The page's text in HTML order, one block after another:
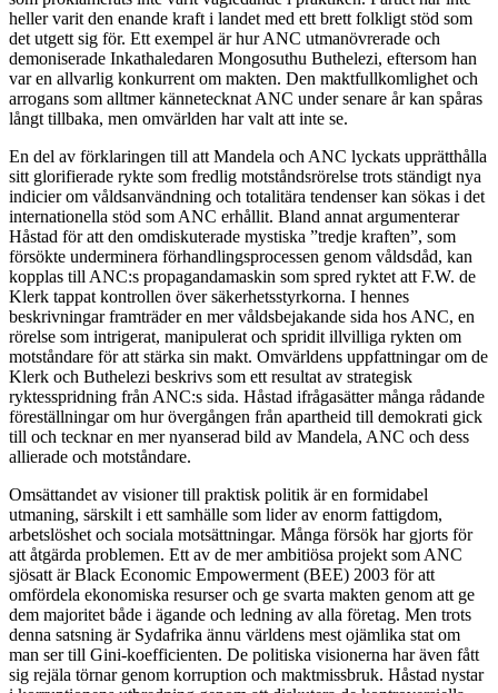
heller varit den enande kraft i landet med ett brett folkligt stöd som
det utgett sig för. Ett exempel är hur ANC utmanövrerade och
demoniserade Inkathaledaren Mongosuthu Buthelezi, eftersom han
var en allvarlig konkurrent om makten. Den maktfullkomlighet och
arrogans som alltmer kännetecknat ANC under senare år kan spåras
långt tillbaka, men omvärlden har valt att inte se.
En del av förklaringen till att Mandela och ANC lyckats upprätthålla
sitt glorifierade rykte som fredlig motståndsrörelse trots ständigt nya
indicier om våldsanvändning och totalitära tendenser kan sökas i det
internationella stöd som ANC erhållit. Bland annat argumenterar
Håstad för att den omdiskuterade mystiska ”tredje kraften”, som
försökte underminera förhandlingsprocessen genom våldsdåd, kan
kopplas till ANC:s propagandamaskin som spred ryktet att F.W. de
Klerk tappat kontrollen över säkerhetsstyrkorna. I hennes
beskrivningar framträder en mer våldsbejakande sida hos ANC, en
rörelse som intrigerat, manipulerat och spridit illvilliga rykten om
motståndare för att stärka sin makt. Omvärldens uppfattningar om de
Klerk och Buthelezi beskrivs som ett resultat av strategisk
ryktesspridning från ANC:s sida. Håstad ifrågasätter många rådande
föreställningar om hur övergången från apartheid till demokrati gick
till och tecknar en mer nyanserad bild av Mandela, ANC och dess
allierade och motståndare.
Omsättandet av visionertill praktisk politik är en formidabel
utmaning, särskilt i ett samhälle som lider av enorm fattigdom,
arbetslöshet och sociala motsättningar. Många försök har gjorts för
att åtgärda problemen. Ett av de mer ambitiösa projekt som ANC
sjösatt är Black Economic Empowerment (BEE) 2003 för att
omfördela ekonomiska resurser och ge svarta makten genom att ge
dem majoritet både i ägande och ledning av alla företag. Men trots
denna satsning är Sydafrika ännu världens mest ojämlika stat om
man ser till Gini-koefficienten. De politiska visionerna har även fått
sig rejäla törnar genom korruption och maktmissbruk. Håstad nystar